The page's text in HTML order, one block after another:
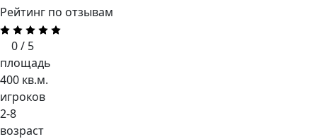
Рейтинг по отзывам
0 / 5
площадь
400 кв.м.
игроков
2-8
возраст